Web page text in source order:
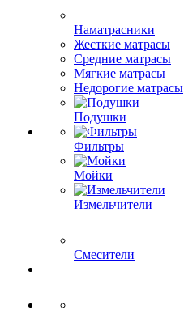
Наматрасники
Жесткие матрасы
Средние матрасы
Мягкие матрасы
Недорогие матрасы
Подушки
Фильтры
Мойки
Измельчители
Смесители